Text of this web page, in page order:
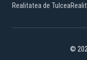
Realitatea de Tulcea
©